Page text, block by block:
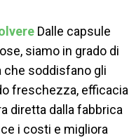
Dalle capsule
siamo in grado di
che soddisfano gli
freschezza, efficacia
diretta dalla fabbrica
i costi e migliora